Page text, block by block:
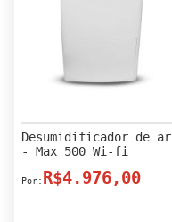
Desumidificador de ar
- Max 500 Wi-fi
R$4.976,00